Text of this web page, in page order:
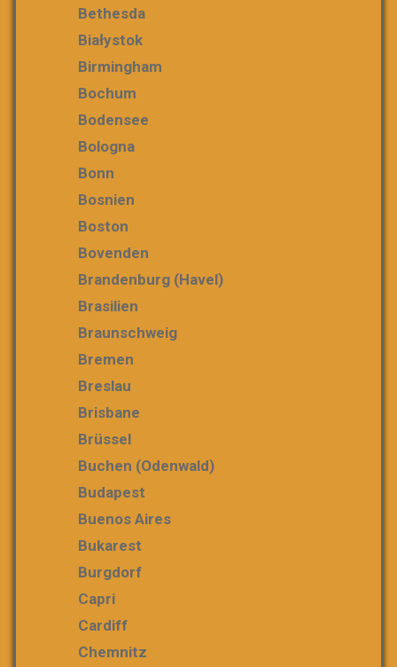
Bethesda
Białystok
Birmingham
Bochum
Bodensee
Bologna
Bonn
Bosnien
Boston
Bovenden
Brandenburg (Havel)
Brasilien
Braunschweig
Bremen
Breslau
Brisbane
Brüssel
Buchen (Odenwald)
Budapest
Buenos Aires
Bukarest
Burgdorf
Capri
Cardiff
Chemnitz